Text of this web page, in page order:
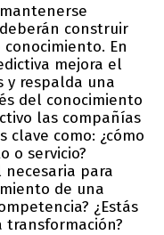
construir
En
mejora el
y respalda una
del conocimiento
las compañías
clave como: ¿cómo
o servicio?
para
de una
¿Estás